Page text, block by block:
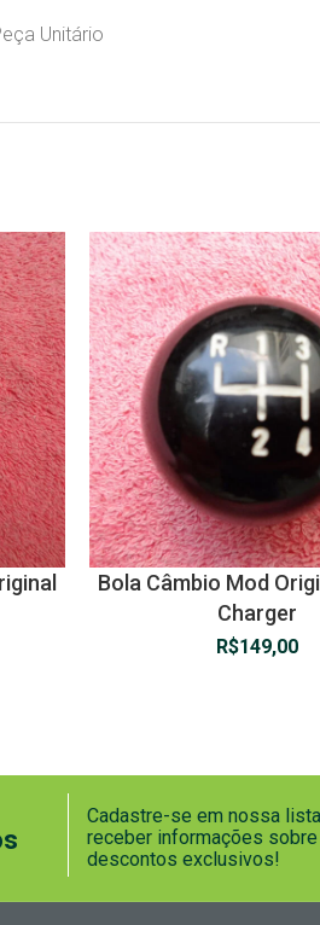
Unitário
Bola Câmbio Mod
Charger
R$149,00
Cadastre-se em nossa
receber informações
descontos exclusivos!